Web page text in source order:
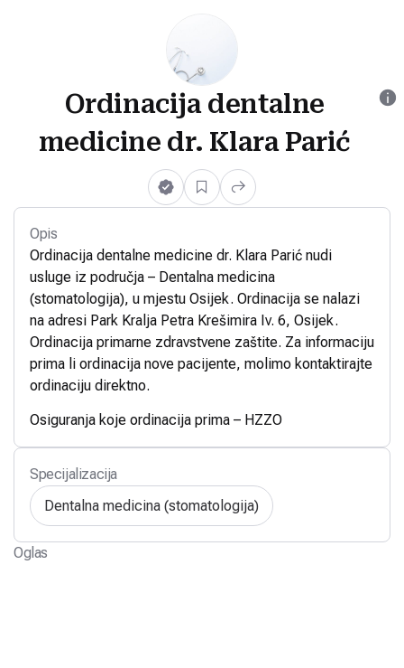
Ordinacija dentalne
medicine dr. Klara Parić
Opis
Ordinacija dentalne medicine dr. Klara Parić nudi
usluge iz područja – Dentalna medicina
(stomatologija), u mjestu Osijek. Ordinacija se nalazi
na adresi Park Kralja Petra Krešimira Iv. 6, Osijek.
Ordinacija primarne zdravstvene zaštite. Za informaciju
prima li ordinacija nove pacijente, molimo kontaktirajte
ordinaciju direktno.
Osiguranja koje ordinacija prima – HZZO
Specijalizacija
Dentalna medicina (stomatologija)
Oglas